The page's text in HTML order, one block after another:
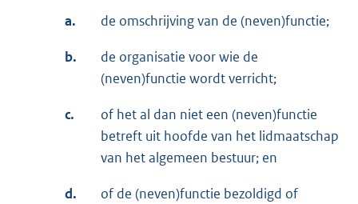
a. de omschrijving van de (neven)functie;
b.
de organisatie voor wie de
(neven)functie wordt verricht;
c.
of het al dan niet een (neven)functie
betreft uit hoofde van het lidmaatschap
van het algemeen bestuur; en
d.
of de (neven)functie bezoldigd of